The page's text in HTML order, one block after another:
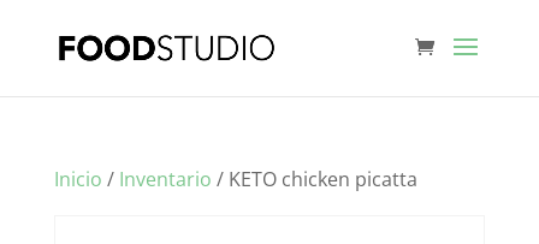
Inicio / Inventario / KETO chicken picatta